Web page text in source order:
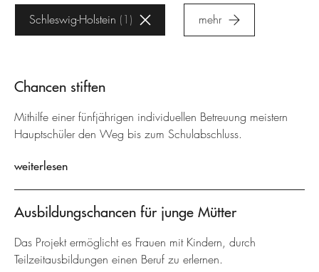
Schleswig-Holstein 1 mehr
Chancen stiften
Mithilfe einer fünfjährigen individuellen Betreuung meistern
Hauptschüler den Weg bis zum Schulabschluss.
weiterlesen
Ausbildungschancen für junge Mütter
Das Projekt ermöglicht es Frauen mit Kindern, durch
Teilzeitausbildungen einen Beruf zu erlernen.